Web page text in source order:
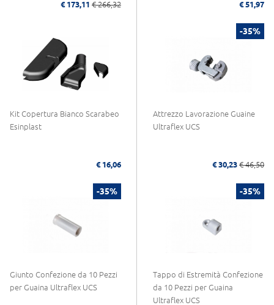
€ 173,11 € 266,32 € 51,97
Kit Copertura Bianco Scarabeo
Esinplast
€ 16,06
-35%
Attrezzo Lavorazione Guaine
Ultraflex UCS
€ 30,23 € 46,50
-35%
Giunto Confezione da 10 Pezzi
per Guaina Ultraflex UCS
-35%
Tappo di Estremità Confezione
da 10 Pezzi per Guaina
Ultraflex UCS